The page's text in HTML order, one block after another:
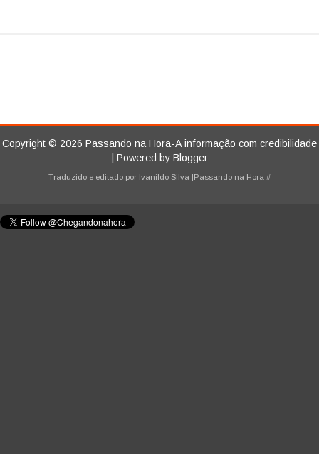
Copyright © 2026 Passando na Hora-A informação com credibilidade
| Powered by Blogger
Traduzido e editado por Ivanildo Silva |Passando na Hora #